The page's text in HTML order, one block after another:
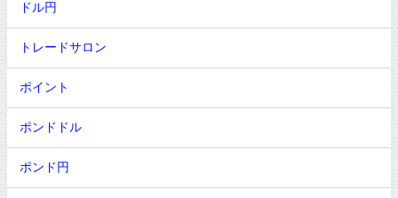
ドル円
トレードサロン
ポイント
ポンドドル
ポンド円